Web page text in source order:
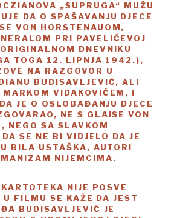
„SUPRUGA“ MUŽU
DA O SPAŠAVANJU DJECE
VON HORSTENAUOM,
PRI PAVELIĆEVOJ
DNEVNIKU
TOGA 12. LIPNJA 1942.),
NA RAZGOVOR U
BUDISAVLJEVIĆ, ALI
MARKOM VIDAKOVIĆEM, I
JE O OSLOBAĐANJU DJECE
NE S GLAISE VON
NEGO SA SLAVKOM
SE NE BI VIDJELO DA JE
BILA USTAŠKA, AUTORI
NIJEMCIMA.
NIJE POSVE
FILMU SE KAŽE DA JEST
BUDISAVLJEVIĆ JE